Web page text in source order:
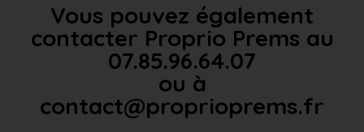
Vous pouvez également
contacter Proprio Prems au
07.85.96.64.07
ou à
contact@proprioprems.fr